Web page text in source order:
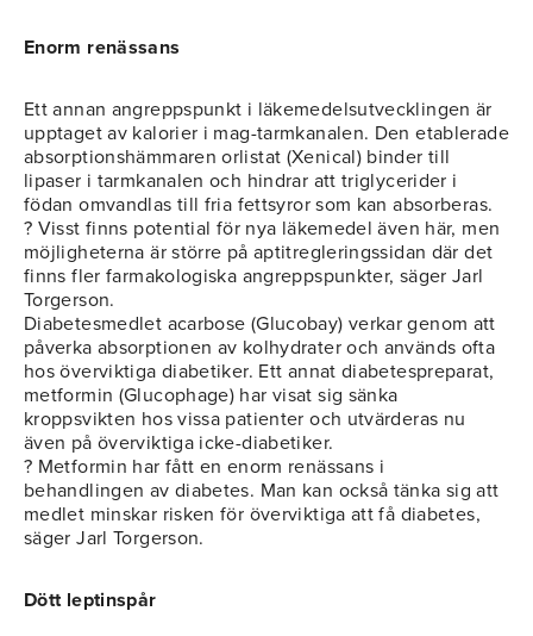
Enorm renässans
Ett annan angreppspunkt i läkemedelsutvecklingen är
upptaget av kalorier i mag-tarmkanalen. Den etablerade
absorptionshämmaren orlistat (Xenical) binder till
lipaser i tarmkanalen och hindrar att triglycerider i
födan omvandlas till fria fettsyror som kan absorberas.
? Visst finns potential för nya läkemedel även här, men
möjligheterna är större på aptitregleringssidan där det
finns fler farmakologiska angreppspunkter, säger Jarl
Torgerson.
Diabetesmedlet acarbose (Glucobay) verkar genom att
påverka absorptionen av kolhydrater och används ofta
hos överviktiga diabetiker. Ett annat diabetespreparat,
metformin (Glucophage) har visat sig sänka
kroppsvikten hos vissa patienter och utvärderas nu
även på överviktiga icke-diabetiker.
? Metformin har fått en enorm renässans i
behandlingen av diabetes. Man kan också tänka sig att
medlet minskar risken för överviktiga att få diabetes,
säger Jarl Torgerson.
Dött leptinspår